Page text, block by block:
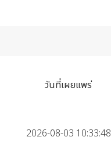
วันที่เผยแพร่
2026-08-03 10:33:48